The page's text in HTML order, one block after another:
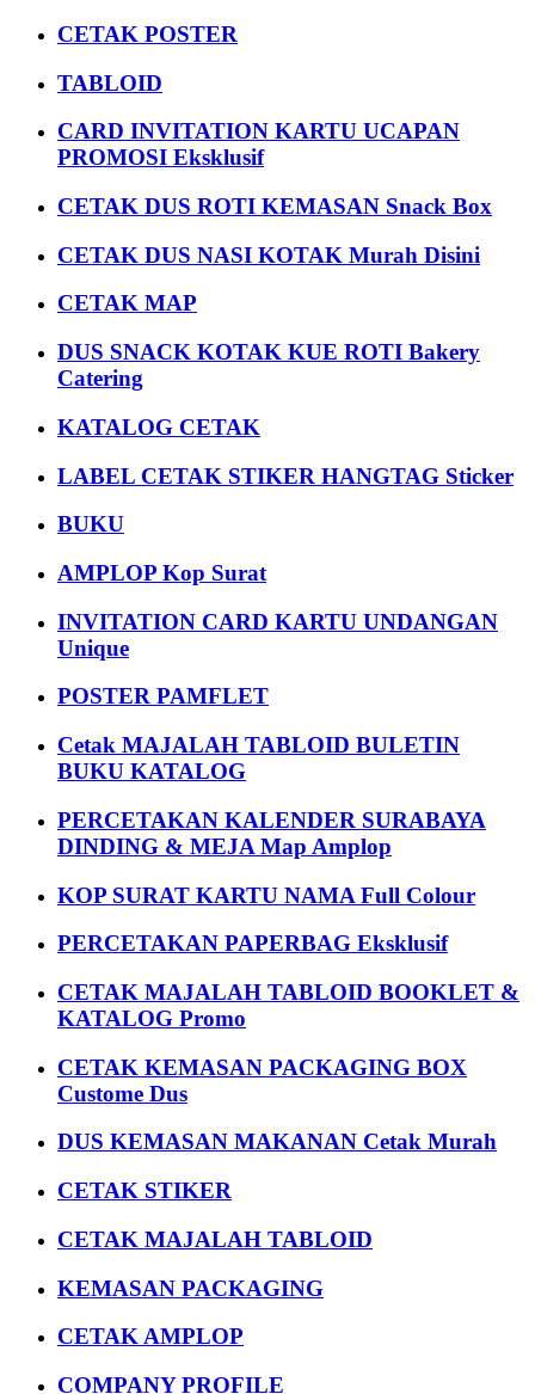
CETAK POSTER
TABLOID
CARD INVITATION KARTU UCAPAN
PROMOSI Eksklusif
CETAK DUS ROTI KEMASAN Snack Box
CETAK DUS NASI KOTAK Murah Disini
CETAK MAP
DUS SNACK KOTAK KUE ROTI Bakery
Catering
KATALOG CETAK
LABEL CETAK STIKER HANGTAG Sticker
BUKU
AMPLOP Kop Surat
INVITATION CARD KARTU UNDANGAN
Unique
POSTER PAMFLET
Cetak MAJALAH TABLOID BULETIN
BUKU KATALOG
PERCETAKAN KALENDER SURABAYA
DINDING & MEJA Map Amplop
KOP SURAT KARTU NAMA Full Colour
PERCETAKAN PAPERBAG Eksklusif
CETAK MAJALAH TABLOID BOOKLET &
KATALOG Promo
CETAK KEMASAN PACKAGING BOX
Custome Dus
DUS KEMASAN MAKANAN Cetak Murah
CETAK STIKER
CETAK MAJALAH TABLOID
KEMASAN PACKAGING
CETAK AMPLOP
COMPANY PROFILE